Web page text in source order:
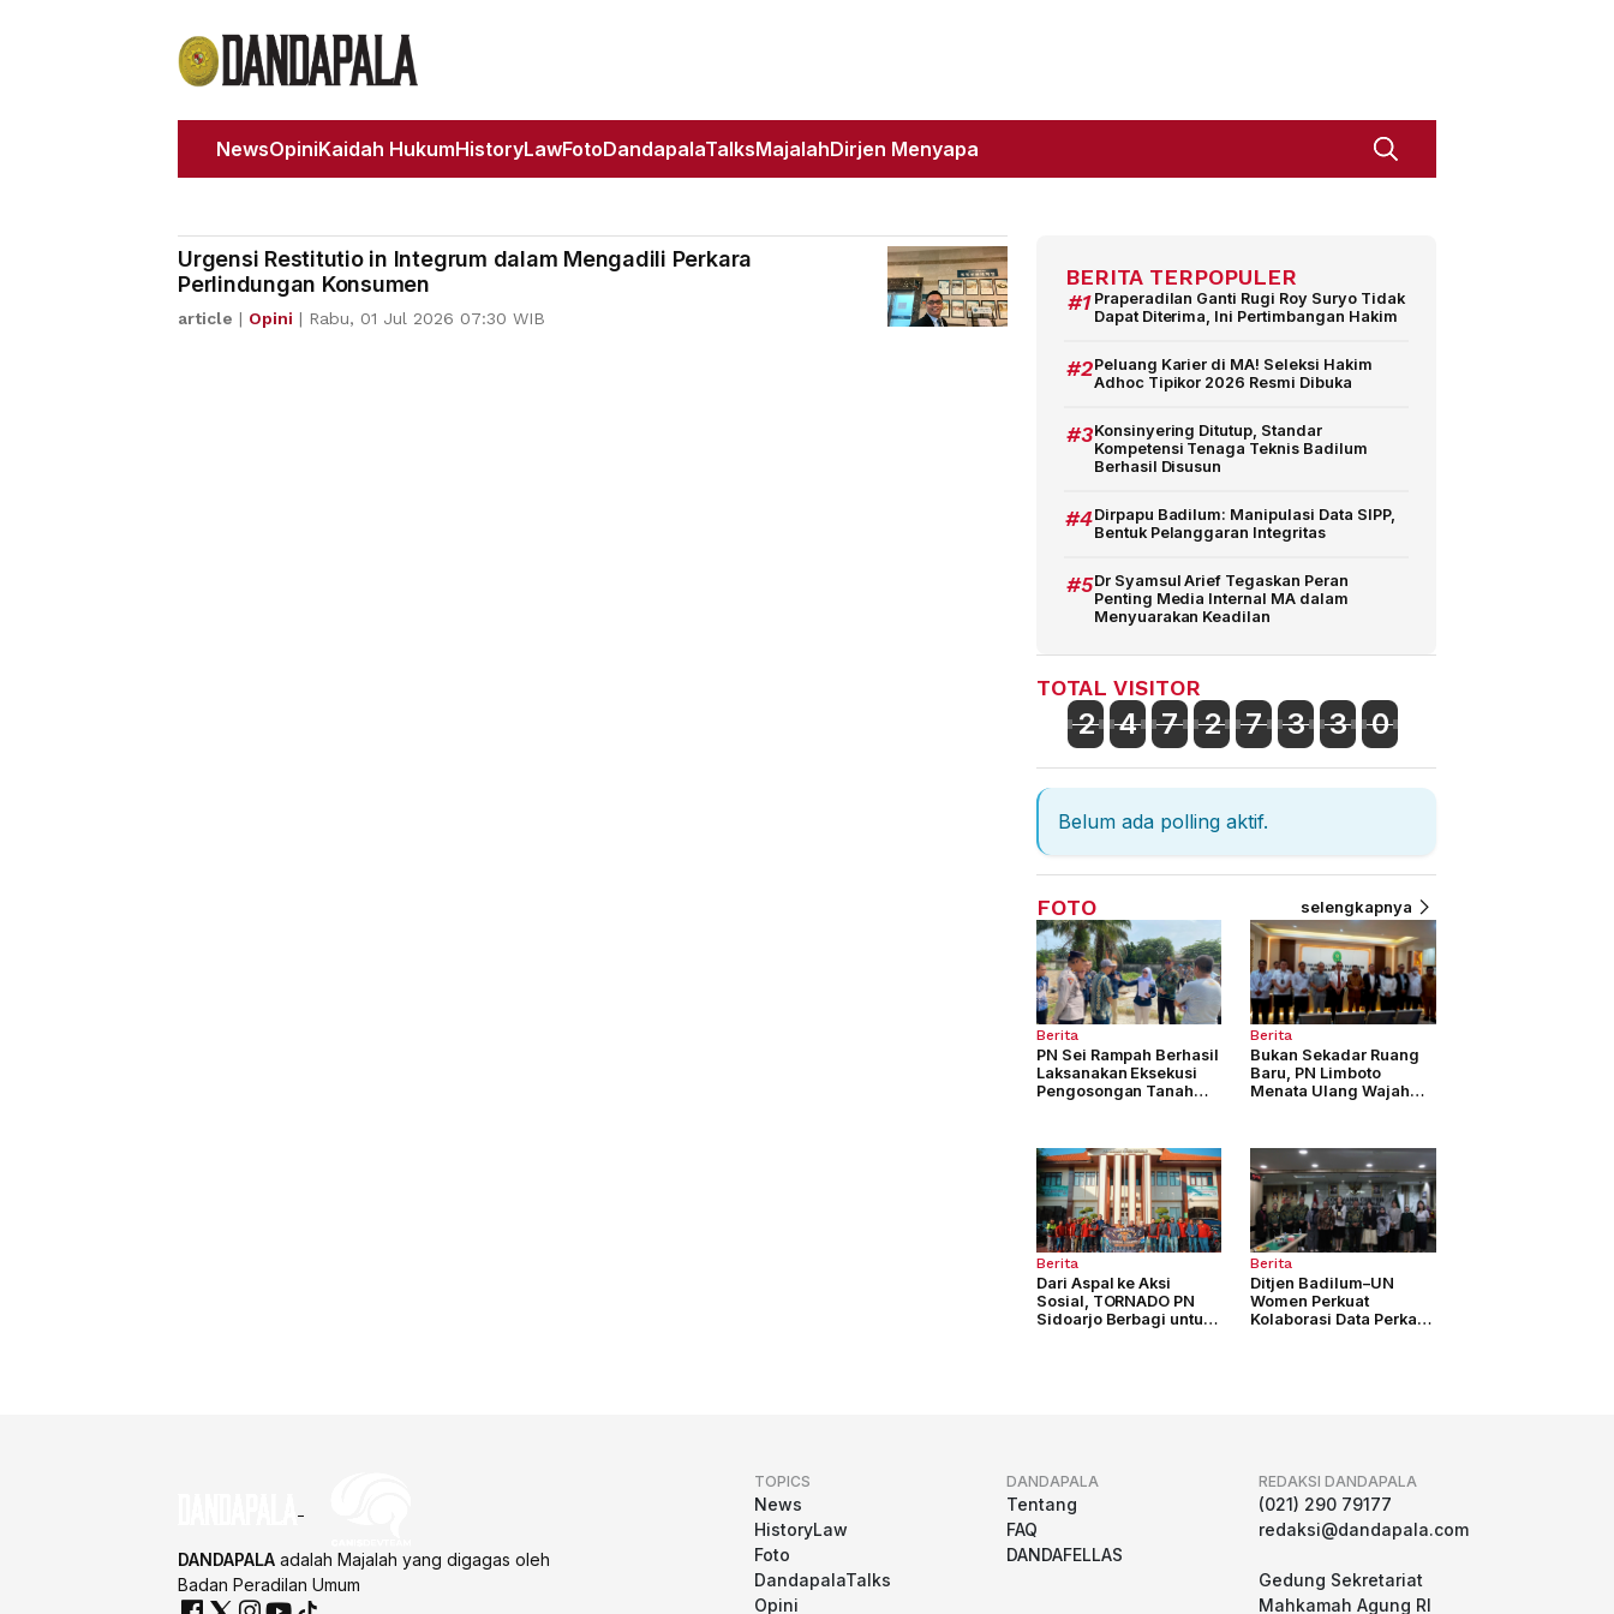
NewsOpiniKaidah HukumHistoryLawFotoDandapalaTalksMajalahDirjen Menyapa
Urgensi Restitutio in Integrum dalam Mengadili Perkara
Perlindungan Konsumen
article | Opini | Rabu, 01 Jul 2026 07:30 WIB
BERITA TERPOPULER
#1 Praperadilan Ganti Rugi Roy Suryo Tidak
Dapat Diterima, Ini Pertimbangan Hakim
#2Peluang Karier di MA! Seleksi Hakim
Adhoc Tipikor 2026 Resmi Dibuka
#3Konsinyering Ditutup, Standar
Kompetensi Tenaga Teknis Badilum
Berhasil Disusun
#4Dirpapu Badilum: Manipulasi Data SIPP,
Bentuk Pelanggaran Integritas
#5Dr Syamsul Arief Tegaskan Peran
Penting Media Internal MA dalam
Menyuarakan Keadilan
TOTAL VISITOR
2 4 7 2 7 3 3 0
Belum ada polling aktif.
FOTO selengkapnya
Berita
PN Sei Rampah Berhasil
Laksanakan Eksekusi
Pengosongan Tanah
Berita
Bukan Sekadar Ruang
Baru, PN Limboto
Menata Ulang Wajah
Berita
Dari Aspal ke Aksi
Sosial, TORNADO PN
Sidoarjo Berbagi untuk
Berita
Ditjen Badilum–UN
Women Perkuat
Kolaborasi Data Perkara
DANDAPALA adalah Majalah yang digagas oleh
Badan Peradilan Umum
TOPICS
News
HistoryLaw
Foto
DandapalaTalks
Opini
DANDAPALA
Tentang
FAQ
DANDAFELLAS
REDAKSI DANDAPALA
(021) 290 79177
redaksi@dandapala.com
Gedung Sekretariat
Mahkamah Agung RI